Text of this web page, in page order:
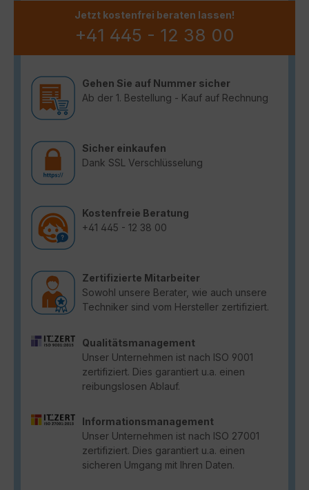
Jetzt kostenfrei beraten lassen!
+41 445 - 12 38 00
Gehen Sie auf Nummer sicher
Ab der 1. Bestellung - Kauf auf Rechnung
Sicher einkaufen
Dank SSL Verschlüsselung
Kostenfreie Beratung
+41 445 - 12 38 00
Zertifizierte Mitarbeiter
Sowohl unsere Berater, wie auch unsere
Techniker sind vom Hersteller zertifiziert.
Qualitätsmanagement
Unser Unternehmen ist nach ISO 9001
zertifiziert. Dies garantiert u.a. einen
reibungslosen Ablauf.
Informationsmanagement
Unser Unternehmen ist nach ISO 27001
zertifiziert. Dies garantiert u.a. einen
sicheren Umgang mit Ihren Daten.